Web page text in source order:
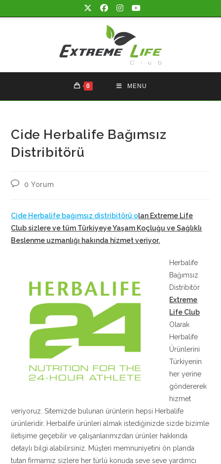
to
0 MENU
Cide Herbalife Bağımsız
Distribitörü
Post0 Yorum
Cide Herbalife bağımsız distribitörü olan Extreme Life
Club sizlere ve tüm Türkiyeye Yaşam Koçluğu ve Sağlıklı
Beslenme uzmanlığı hakında hizmet veriyor.
Herbalife
Bağımsız
Distribitör
Extreme
Life Club
Olarak
Herbalife
Ürünlerini
Türkiyenin
her yerine
göndererek
hizmet
veriyoruz. Sitemizde bulunan ürünlerin hepsi Herbalife
ürünleridir. Herbalife ürünleri almak istediğinizde sizde bizimle
iletişime geçebilir ve çalışanlarımızdan ürünler hakkında
detaylı bilgi alabilirsiniz. Müşteri memnuniyetini ön planda
tutan firmamız sizlere her türlü konuda seve seve yardımcı